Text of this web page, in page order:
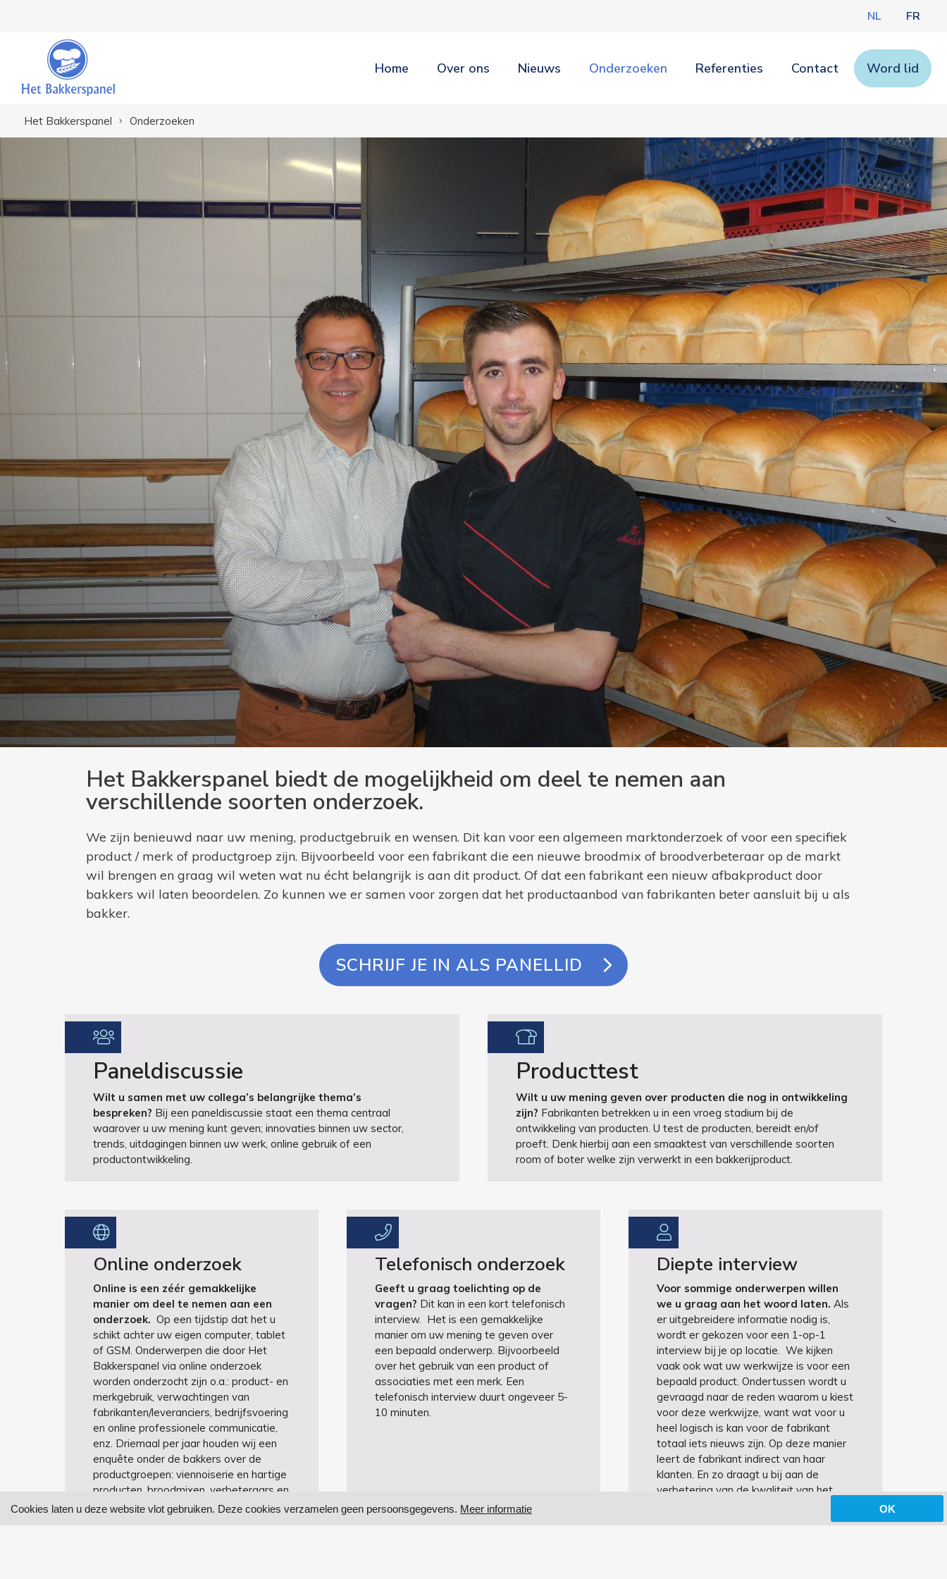
NL FR
Home Over ons Nieuws Onderzoeken Referenties Contact Word lid
Het Bakkerspanel Onderzoeken
Het Bakkerspanel biedt de mogelijkheid om deel te nemen aan
verschillende soorten onderzoek.
We zijn benieuwd naar uw mening, productgebruik en wensen. Dit kan voor een algemeen marktonderzoek of voor een specifiek
product / merk of productgroep zijn. Bijvoorbeeld voor een fabrikant die een nieuwe broodmix of broodverbeteraar op de markt
wil brengen en graag wil weten wat nu écht belangrijk is aan dit product. Of dat een fabrikant een nieuw afbakproduct door
bakkers wil laten beoordelen. Zo kunnen we er samen voor zorgen dat het productaanbod van fabrikanten beter aansluit bij u als
bakker.
SCHRIJF JE IN ALS PANELLID
Paneldiscussie
Wilt u samen met uw collega’s belangrijke thema’s
bespreken? Bij een paneldiscussie staat een thema centraal
waarover u uw mening kunt geven; innovaties binnen uw sector,
trends, uitdagingen binnen uw werk, online gebruik of een
productontwikkeling.
Producttest
Wilt u uw mening geven over producten die nog in ontwikkeling
zijn? Fabrikanten betrekken u in een vroeg stadium bij de
ontwikkeling van producten. U test de producten, bereidt en/of
proeft. Denk hierbij aan een smaaktest van verschillende soorten
room of boter welke zijn verwerkt in een bakkerijproduct.
Online onderzoek
Online is een zéér gemakkelijke
manier om deel te nemen aan een
onderzoek. Op een tijdstip dat het u
schikt achter uw eigen computer, tablet
of GSM. Onderwerpen die door Het
Bakkerspanel via online onderzoek
worden onderzocht zijn o.a.: product- en
merkgebruik, verwachtingen van
fabrikanten/leveranciers, bedrijfsvoering
en online professionele communicatie,
enz. Driemaal per jaar houden wij een
enquête onder de bakkers over de
productgroepen: viennoiserie en hartige
producten, broodmixen, verbeteraars en
desem, patisserie en chocolade.
Telefonisch onderzoek
Geeft u graag toelichting op de
vragen? Dit kan in een kort telefonisch
interview. Het is een gemakkelijke
manier om uw mening te geven over
een bepaald onderwerp. Bijvoorbeeld
over het gebruik van een product of
associaties met een merk. Een
telefonisch interview duurt ongeveer 5-
10 minuten.
Diepte interview
Voor sommige onderwerpen willen
we u graag aan het woord laten. Als
er uitgebreidere informatie nodig is,
wordt er gekozen voor een 1-op-1
interview bij je op locatie. We kijken
vaak ook wat uw werkwijze is voor een
bepaald product. Ondertussen wordt u
gevraagd naar de reden waarom u kiest
voor deze werkwijze, want wat voor u
heel logisch is kan voor de fabrikant
totaal iets nieuws zijn. Op deze manier
leert de fabrikant indirect van haar
klanten. En zo draagt u bij aan de
verbetering van de kwaliteit van het
Cookies laten u deze website vlot gebruiken. Deze cookies verzamelen geen persoonsgegevens. Meer informatie OK